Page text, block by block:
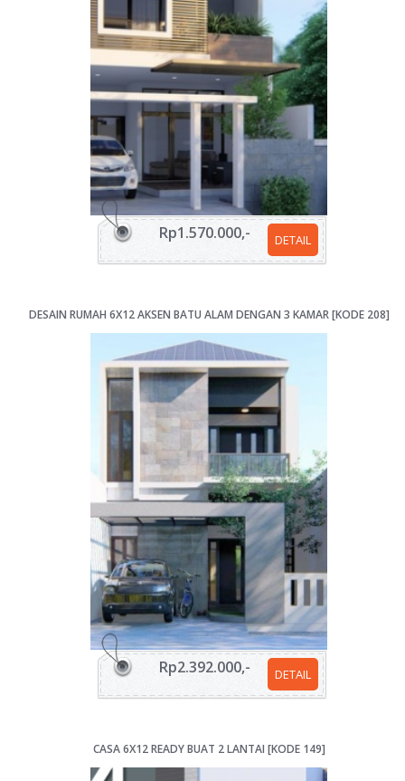
DETAIL
Rp1.570.000,-
DESAIN RUMAH 6X12 AKSEN BATU ALAM DENGAN 3 KAMAR [KODE 208]
DETAIL
Rp2.392.000,-
CASA 6X12 READY BUAT 2 LANTAI [KODE 149]